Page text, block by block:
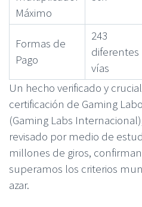
Máximo
Formas de
Pago
243
diferentes
vías
Un hecho verificado y
certificación de Gaming
(Gaming Labs
revisado por medio de
millones de giros,
superamos los criterios
azar.